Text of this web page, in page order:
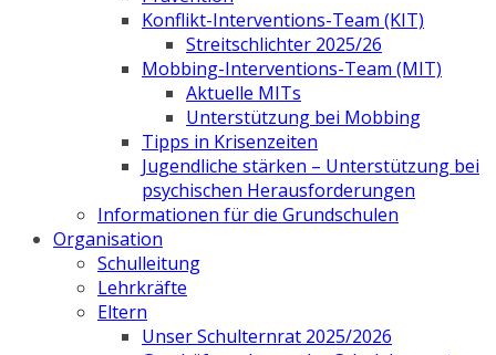
Konflikt-Interventions-Team (KIT)
Streitschlichter 2025/26
Mobbing-Interventions-Team (MIT)
Aktuelle MITs
Unterstützung bei Mobbing
Tipps in Krisenzeiten
Jugendliche stärken – Unterstützung bei
psychischen Herausforderungen
Informationen für die Grundschulen
Organisation
Schulleitung
Lehrkräfte
Eltern
Unser Schulternrat 2025/2026